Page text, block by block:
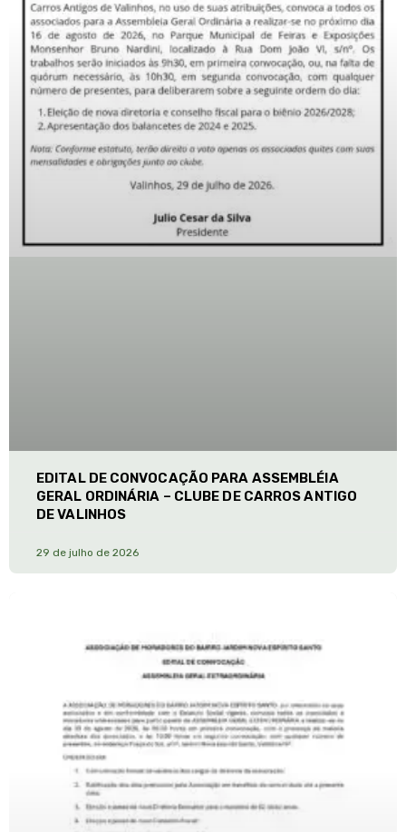
EDITAL DE CONVOCAÇÃO PARA ASSEMBLÉIA
GERAL ORDINÁRIA – CLUBE DE CARROS ANTIGO
DE VALINHOS
29 de julho de 2026